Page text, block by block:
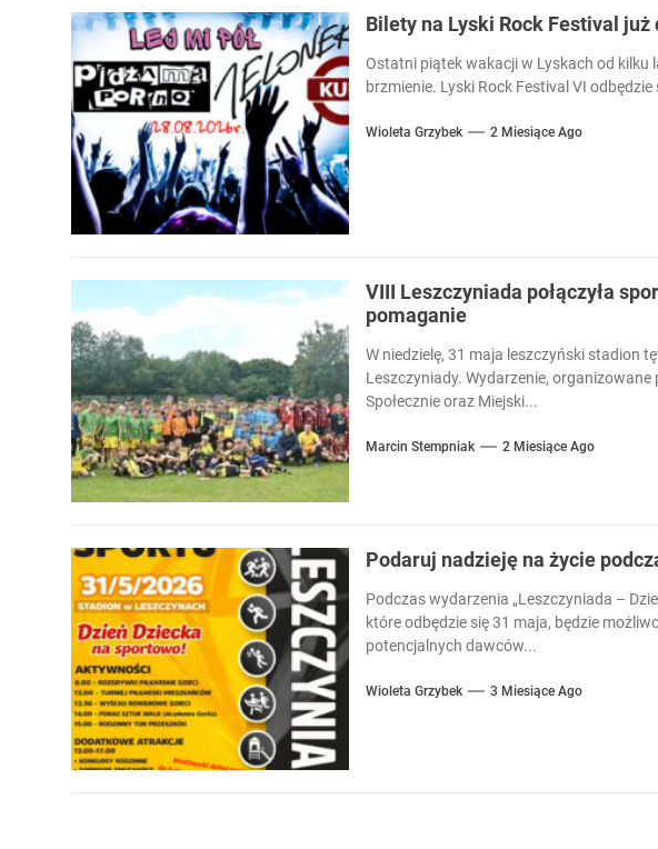
Bilety na Lyski Rock Festival już
Ostatni piątek wakacji w Lyskach od kilku
brzmienie. Lyski Rock Festival VI odbędzie
Wioleta Grzybek 2 Miesiące Ago
VIII Leszczyniada połączyła
pomaganie
W niedzielę, 31 maja leszczyński stadion
Leszczyniady. Wydarzenie,
Społecznie oraz Miejski...
Marcin Stempniak 2 Miesiące Ago
Podaruj nadzieję na życie
Podczas wydarzenia „Leszczyniada –
które odbędzie się 31 maja, będzie
potencjalnych dawców...
Wioleta Grzybek 3 Miesiące Ago